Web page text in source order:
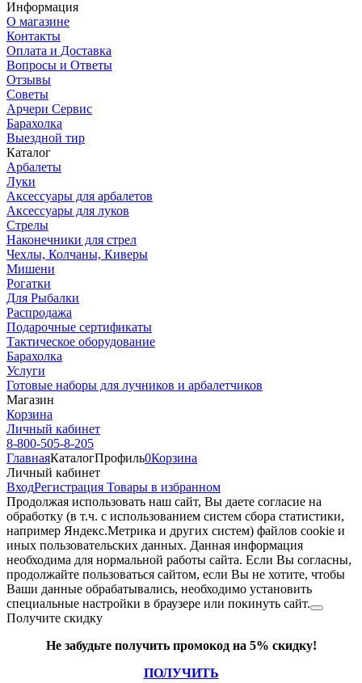
Информация
О магазине
Контакты
Оплата и Доставка
Вопросы и Ответы
Отзывы
Советы
Арчери Сервис
Барахолка
Выездной тир
Каталог
Арбалеты
Луки
Аксессуары для арбалетов
Аксессуары для луков
Стрелы
Наконечники для стрел
Чехлы, Колчаны, Киверы
Мишени
Рогатки
Для Рыбалки
Распродажа
Подарочные сертификаты
Тактическое оборудование
Барахолка
Услуги
Готовые наборы для лучников и арбалетчиков
Магазин
Корзина
Личный кабинет
8-800-505-8-205
ГлавнаяКаталогПрофиль0Корзина
Личный кабинет
ВходРегистрация Товары в избранном
Продолжая использовать наш cайт, Вы даете согласие на
обработку (в т.ч. с использованием систем сбора статистики,
например Яндекс.Метрика и других систем) файлов cookie и
иных пользовательских данных. Данная информация
необходима для нормальной работы сайта. Если Вы согласны,
продолжайте пользоваться сайтом, если Вы не хотите, чтобы
Ваши данные обрабатывались, необходимо установить
специальные настройки в браузере или покинуть сайт.
Получите скидку
Не забудьте получить промокод на 5% скидку!
ПОЛУЧИТЬ